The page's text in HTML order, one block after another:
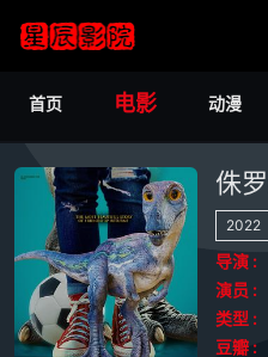
首页 电影 动漫
2022
导演 :
演员 :
类型 :
豆瓣 :